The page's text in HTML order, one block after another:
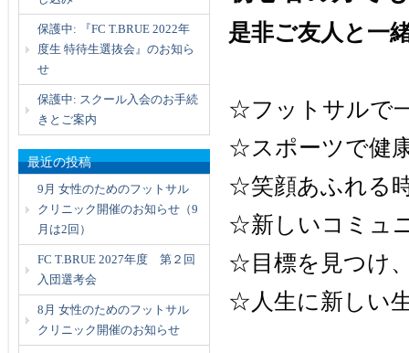
是非ご友人と一
☆フットサルで
☆スポーツで健
☆笑顔あふれる
☆新しいコミュ
☆目標を見つけ
☆人生に新しい
保護中: 『FC T.BRUE 2022年
度生 特待生選抜会』のお知ら
せ
保護中: スクール入会のお手続
きとご案内
最近の投稿
9月 女性のためのフットサル
クリニック開催のお知らせ（9
月は2回）
FC T.BRUE 2027年度 第２回
入団選考会
8月 女性のためのフットサル
クリニック開催のお知らせ